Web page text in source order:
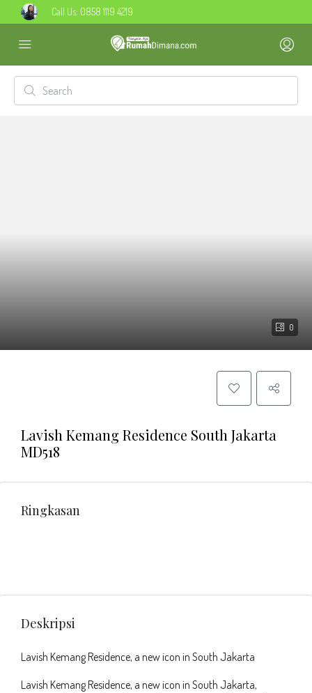
Call Us: 0858 1119 4219
0
Lavish Kemang Residence South Jakarta
MD518
Ringkasan
Deskripsi
Lavish Kemang Residence, a new icon in South Jakarta
Lavish Kemang Residence, a new icon in South Jakarta,